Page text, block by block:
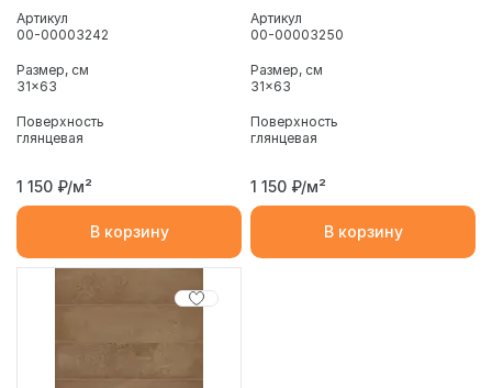
Артикул
00-00003242
Размер, см
31x63
Поверхность
глянцевая
1 150 ₽/м²
В корзину
Артикул
00-00003250
Размер, см
31x63
Поверхность
глянцевая
1 150 ₽/м²
В корзину